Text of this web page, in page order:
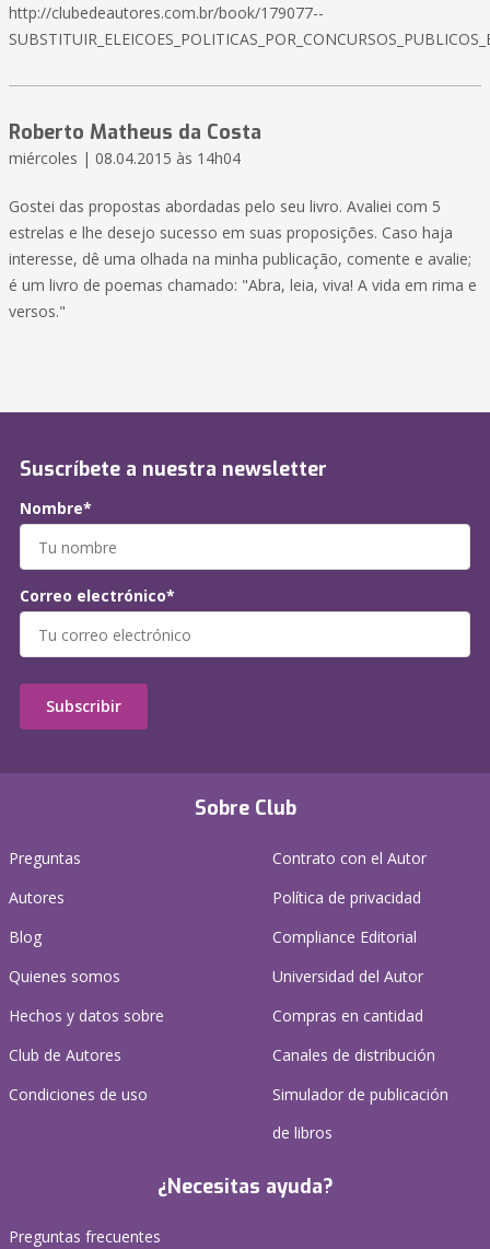
http://clubedeautores.com.br/book/179077--
Roberto Matheus da Costa
miércoles | 08.04.2015 às 14h04
Gostei das propostas abordadas pelo seu livro. Avaliei com 5
estrelas e lhe desejo sucesso em suas proposições. Caso haja
interesse, dê uma olhada na minha publicação, comente e avalie;
é um livro de poemas chamado: "Abra, leia, viva! A vida em rima e
versos."
Sobre Club
Preguntas
Autores
Blog
Quienes somos
Hechos y datos sobre
Club de Autores
Condiciones de uso
Contrato con el Autor
Política de privacidad
Compliance Editorial
Universidad del Autor
Compras en cantidad
Canales de distribución
Simulador de publicación
de libros
¿Necesitas ayuda?
Preguntas frecuentes
Suscríbete a nuestra newsletter
Nombre*
Correo electrónico*
Subscribir